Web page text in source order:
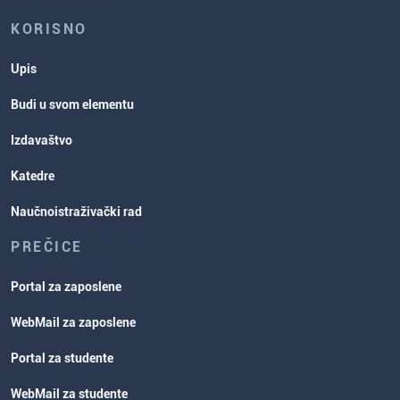
KORISNO
Upis
Budi u svom elementu
Izdavaštvo
Katedre
Naučnoistraživački rad
PREČICE
Portal za zaposlene
WebMail za zaposlene
Portal za studente
WebMail za studente